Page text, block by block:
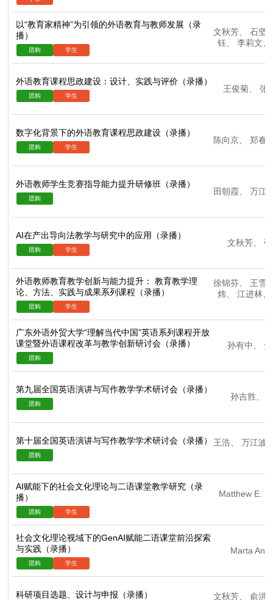
以“教育家精神”为引领的外语教育与教师发展（录
播）
文秋芳、 石坚
钰
李莉文
外语教育课程思政建设：设计、实践与评价（录播）
王俊菊、 张
数字化背景下的外语教育课程思政建设（录播）
陈向京、 郑春
外语教师学生竞赛指导能力提升研修班（录播）
田朝霞、 万江
AI在产出导向法教学与研究中的应用（录播）
文秋芳、
外语教师教育教学创新与能力提升： 教育教学理
论、方法、实践与成果系列课程（录播）
徐锦芬、
王雪
炜、 江进林、
广东外语外贸大学“理解当代中国”英语系列课程开放
课堂暨外语课程改革与教学创新研讨会（录播）
孙有中
第九届全国英语演讲与写作教学学术研讨会（录播）
孙吉胜、
第十届全国英语演讲与写作教学学术研讨会（录播） 王浩、 万江波
AI赋能下的社会文化理论与二语课堂教学研究（录
播）
Matthew E.
社会文化理论视域下的GenAI赋能二语课堂前沿探索
与实践（录播）
Marta
科研项目选题、设计与申报（录播） 文秋芳、 俞洪